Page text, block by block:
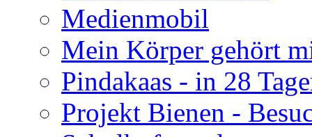
Medienmobil
Mein Körper gehört
Pindakaas - in 28
Projekt Bienen -